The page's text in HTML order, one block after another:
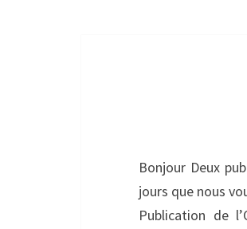
Bonjour Deux
jours que nous
Publication de